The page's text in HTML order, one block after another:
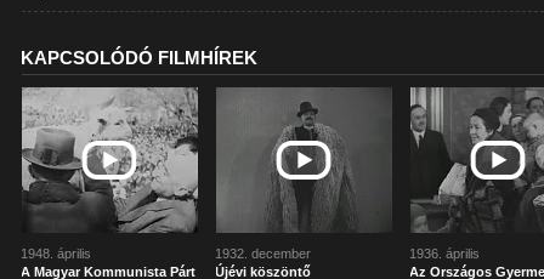
KAPCSOLÓDÓ FILMHÍREK
1948. április
A Magyar Kommunista Párt
1932. december
Újévi köszöntő
1936. április
Az Országos